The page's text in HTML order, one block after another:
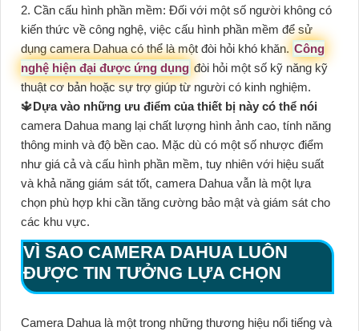
2. Cần cấu hình phần mềm: Đối với một số người không có
kiến thức về công nghệ, việc cấu hình phần mềm để sử
dụng camera Dahua có thể là một đòi hỏi khó khăn. Công
nghệ hiện đại được ứng dụng đòi hỏi một số kỹ năng kỹ
thuật cơ bản hoặc sự trợ giúp từ người có kinh nghiệm.
🔱Dựa vào những ưu điểm của thiết bị này có thể nói
camera Dahua mang lại chất lượng hình ảnh cao, tính năng
thông minh và độ bền cao. Mặc dù có một số nhược điểm
như giá cả và cấu hình phần mềm, tuy nhiên với hiệu suất
và khả năng giám sát tốt, camera Dahua vẫn là một lựa
chọn phù hợp khi cần tăng cường bảo mật và giám sát cho
các khu vực.
VÌ SAO CAMERA DAHUA LUÔN
ĐƯỢC TIN TƯỞNG LỰA CHỌN
Camera Dahua là một trong những thương hiệu nổi tiếng và